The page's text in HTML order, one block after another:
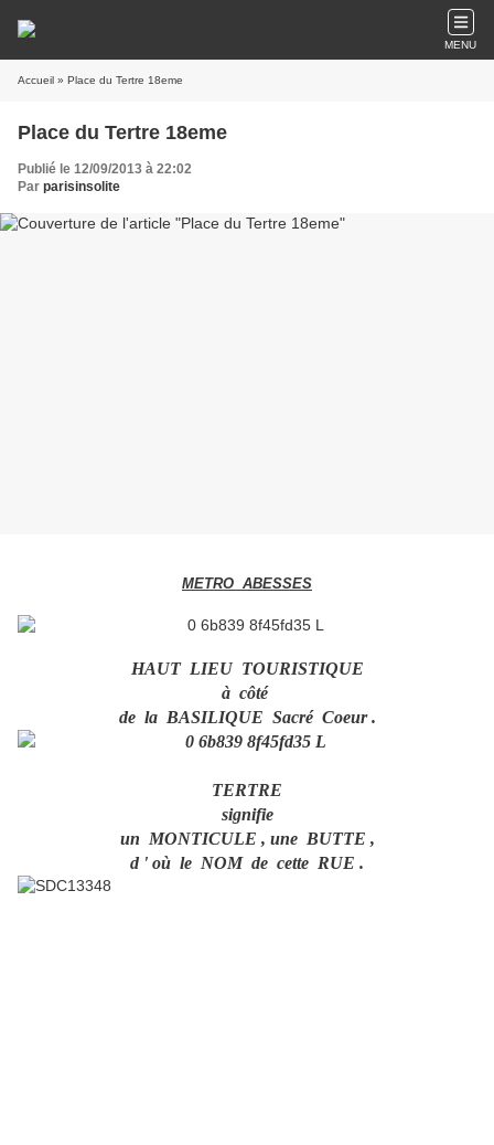
MENU
Accueil » Place du Tertre 18eme
Place du Tertre 18eme
Publié le 12/09/2013 à 22:02
Par parisinsolite
METRO ABESSES
HAUT LIEU TOURISTIQUE
à côté
de la BASILIQUE Sacré Coeur .
TERTRE
signifie
un MONTICULE , une BUTTE ,
d ' où le NOM de cette RUE .